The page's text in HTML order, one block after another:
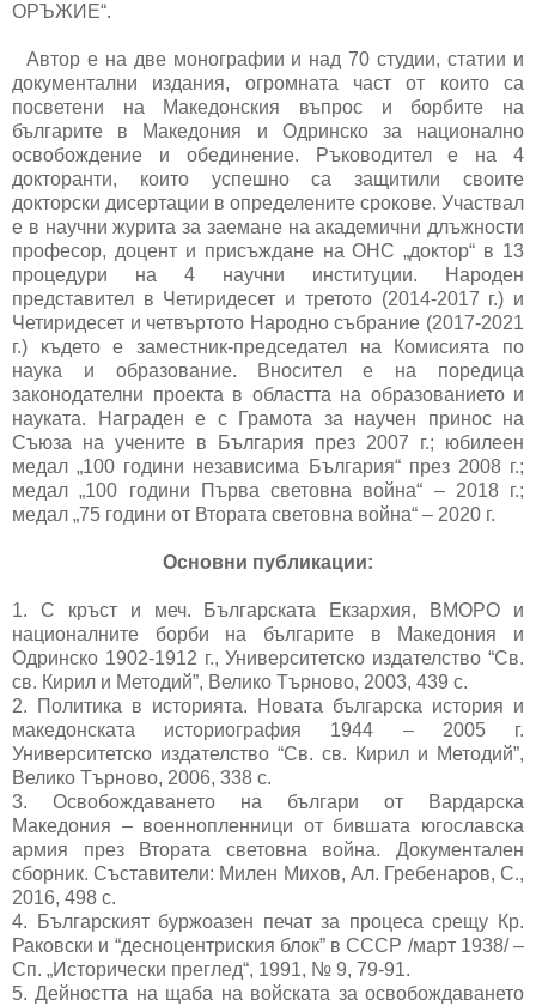
ОРЪЖИЕ“.
Автор е на две монографии и над 70 студии, статии и
документални издания, огромната част от които са
посветени на Македонския въпрос и борбите на
българите в Македония и Одринско за национално
освобождение и обединение. Ръководител е на 4
докторанти, които успешно са защитили своите
докторски дисертации в определените срокове. Участвал
е в научни журита за заемане на академични длъжности
професор, доцент и присъждане на ОНС „доктор“ в 13
процедури на 4 научни институции. Народен
представител в Четиридесет и третото (2014-2017 г.) и
Четиридесет и четвъртото Народно събрание (2017-2021
г.) където е заместник-председател на Комисията по
наука и образование. Вносител е на поредица
законодателни проекта в областта на образованието и
науката. Награден е с Грамота за научен принос на
Съюза на учените в България през 2007 г.; юбилеен
медал „100 години независима България“ през 2008 г.;
медал „100 години Първа световна война“ – 2018 г.;
медал „75 години от Втората световна война“ – 2020 г.
Основни публикации:
1. С кръст и меч. Българската Екзархия, ВМОРО и
националните борби на българите в Македония и
Одринско 1902-1912 г., Университетско издателство “Св.
св. Кирил и Методий”, Велико Търново, 2003, 439 с.
2. Политика в историята. Новата българска история и
македонската историография 1944 – 2005 г.
Университетско издателство “Св. св. Кирил и Методий”,
Велико Търново, 2006, 338 с.
3. Освобождаването на българи от Вардарска
Македония – военнопленници от бившата югославска
армия през Втората световна война. Документален
сборник. Съставители: Милен Михов, Ал. Гребенаров, С.,
2016, 498 с.
4. Българският буржоазен печат за процеса срещу Кр.
Раковски и “десноцентриския блок” в СССР /март 1938/ –
Сп. „Исторически преглед“, 1991, № 9, 79-91.
5. Дейността на щаба на войската за освобождаването